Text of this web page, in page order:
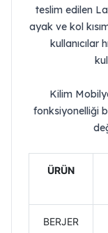
teslim edilen
ayak ve kol
kullanıcılar
Kilim
fonksiyonelliği
ÜRÜN
BERJER